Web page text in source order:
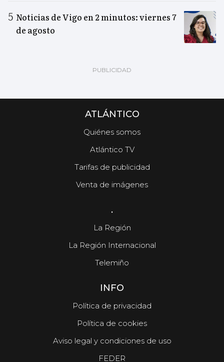
Noticias de Vigo en 2 minutos: viernes 7
de agosto
ATLÁNTICO
Quiénes somos
Atlántico TV
Tarifas de publicidad
Venta de imágenes
.
La Región
La Región Internacional
Telemiño
INFO
Política de privacidad
Política de cookies
Aviso legal y condiciones de uso
FEDER